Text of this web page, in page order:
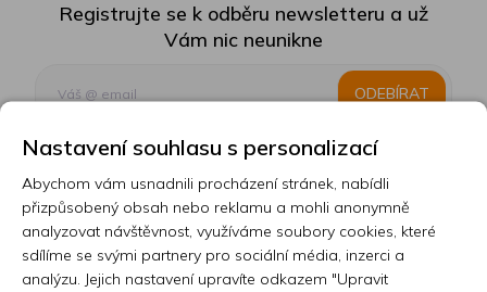
Registrujte se k odběru newsletteru a už
Vám nic neunikne
ODEBÍRAT
Kontakt
Prodejna
Sklady
Nastavení souhlasu s personalizací
Abychom vám usnadnili procházení stránek, nabídli
přizpůsobený obsah nebo reklamu a mohli anonymně
analyzovat návštěvnost, využíváme soubory cookies, které
sdílíme se svými partnery pro sociální média, inzerci a
analýzu. Jejich nastavení upravíte odkazem "Upravit